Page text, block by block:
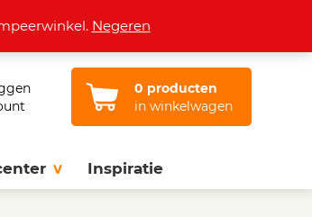
Vacatures
0 producten
in winkelwagen
Inspiratie
Negeren